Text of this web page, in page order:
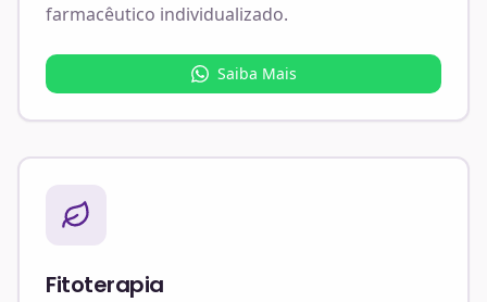
farmacêutico individualizado.
Saiba Mais
Fitoterapia